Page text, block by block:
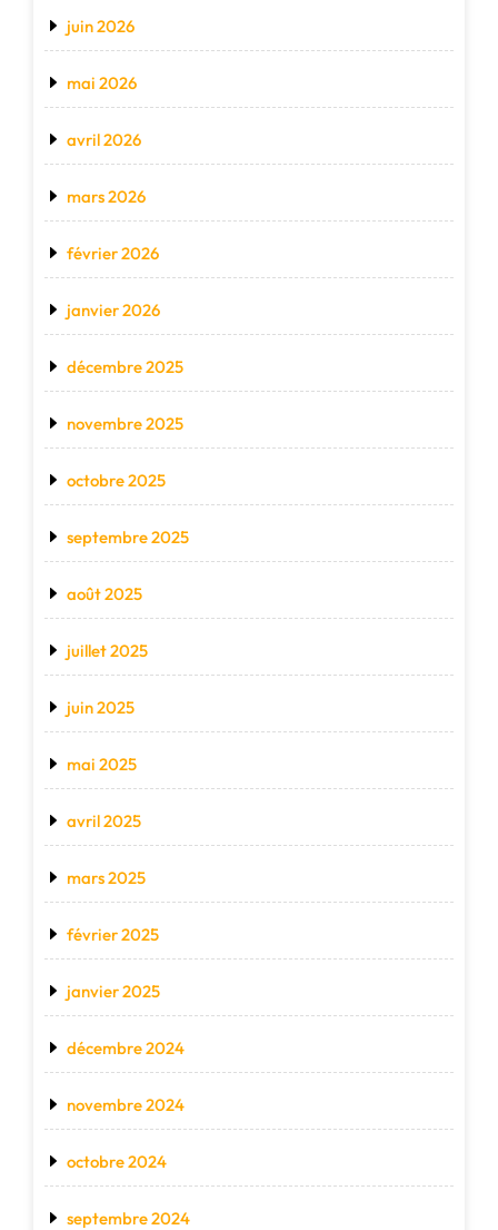
juin 2026
mai 2026
avril 2026
mars 2026
février 2026
janvier 2026
décembre 2025
novembre 2025
octobre 2025
septembre 2025
août 2025
juillet 2025
juin 2025
mai 2025
avril 2025
mars 2025
février 2025
janvier 2025
décembre 2024
novembre 2024
octobre 2024
septembre 2024